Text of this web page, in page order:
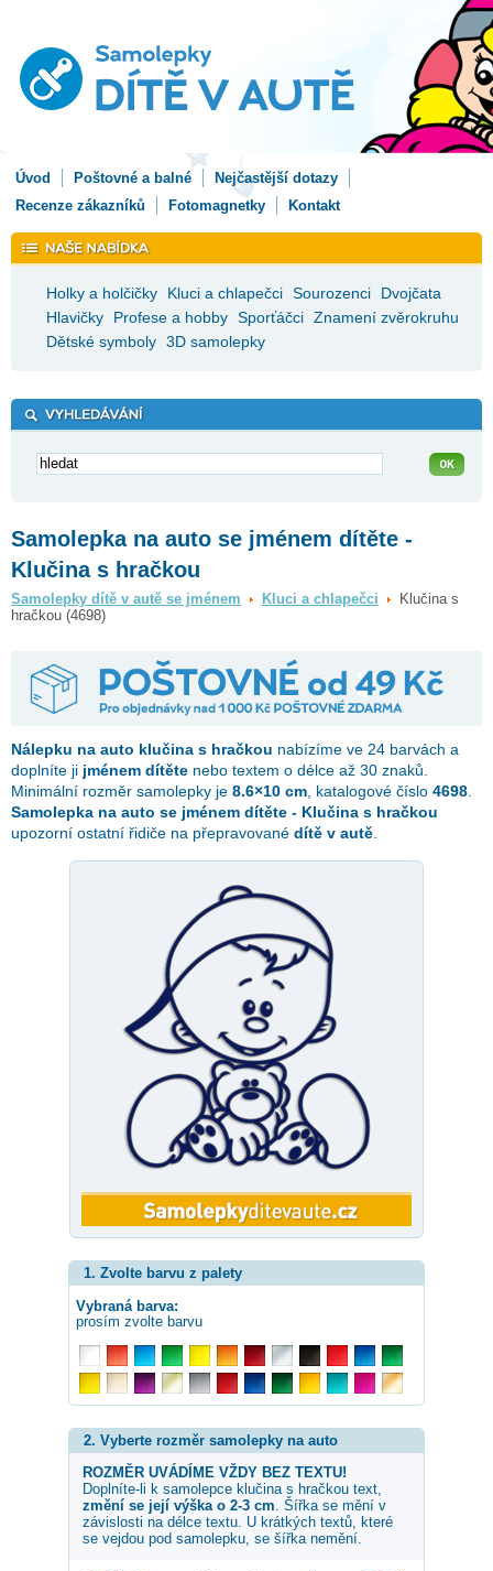
Úvod Poštovné a balné
Nejčastější dotazy
Recenze zákazníků
Fotomagnetky Kontakt
Holky a holčičky Kluci a chlapečci Sourozenci
Dvojčata
Hlavičky
Profese a hobby Sporťáčci Znamení zvěrokruhu
Dětské symboly 3D samolepky
Samolepka na auto se jménem dítěte -
Klučina s hračkou
Samolepky dítě v autě se jménem Kluci a chlapečci
Klučina s
hračkou (4698)
Nálepku na auto klučina s hračkou nabízíme ve 24 barvách a
doplníte ji jménem dítěte nebo textem o délce až 30 znaků.
Minimální rozměr samolepky je 8.6×10 cm , katalogové číslo 4698
Samolepka na auto se jménem dítěte - Klučina s hračkou
upozorní ostatní řidiče na přepravované dítě v autě
1. Zvolte barvu z palety
Vybraná barva:
prosím zvolte barvu
2. Vyberte rozměr samolepky na auto
ROZMĚR UVÁDÍME VŽDY BEZ TEXTU!
Doplníte-li k samolepce klučina s hračkou text,
změní se její výška o 2-3 cm . Šířka se mění v
závislosti na délce textu. U krátkých textů, které
se vejdou pod samolepku, se šířka nemění.